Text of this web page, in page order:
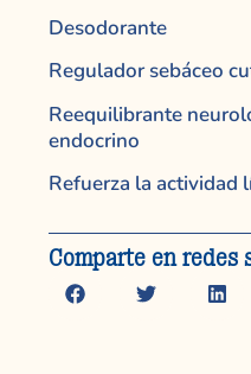
Desodorante
Regulador sebáceo
Reequilibrante
endocrino
Refuerza la actividad
Comparte en redes